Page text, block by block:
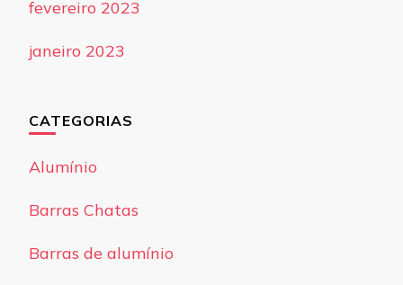
fevereiro 2023
janeiro 2023
CATEGORIAS
Alumínio
Barras Chatas
Barras de alumínio